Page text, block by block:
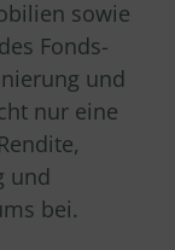
sowie
Fonds-
und
nur eine
und
bei.